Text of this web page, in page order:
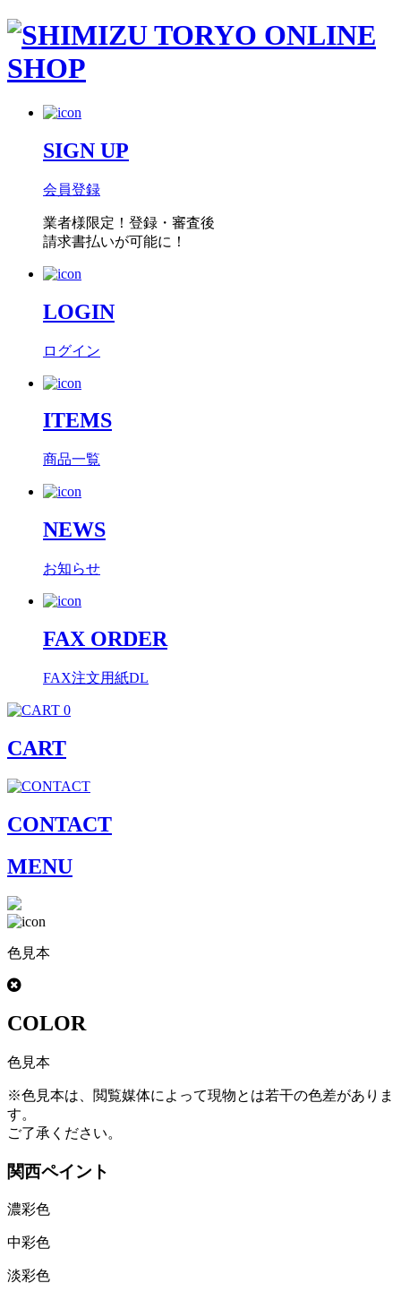
SIGN UP
会員登録
業者様限定！ 登録・審査後
請求書払いが可能に！
LOGIN
ログイン
ITEMS
商品一覧
NEWS
お知らせ
FAX ORDER
FAX注文用紙DL
0
CART
CONTACT
MENU
色見本
COLOR
色見本
※色見本は、閲覧媒体によって現物とは若干の色差がありま
す。
ご了承ください。
関西ペイント
濃彩色
中彩色
淡彩色